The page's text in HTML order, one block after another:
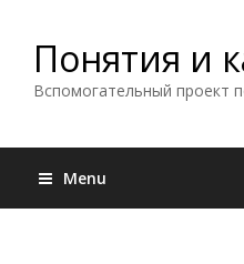
Понятия и
Вспомогательный проект
Menu